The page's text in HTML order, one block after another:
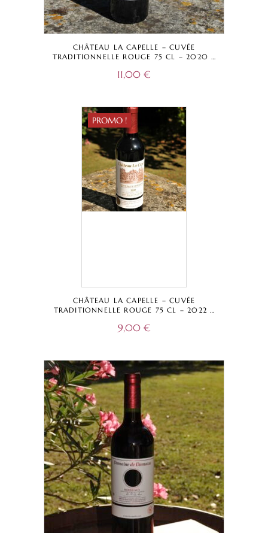
CHÂTEAU LA CAPELLE – CUVÉE
TRADITIONNELLE ROUGE 75 CL – 2020 –
11,00 €
PROMO !
CHÂTEAU LA CAPELLE – CUVÉE
TRADITIONNELLE ROUGE 75 CL – 2022 –
9,00 €